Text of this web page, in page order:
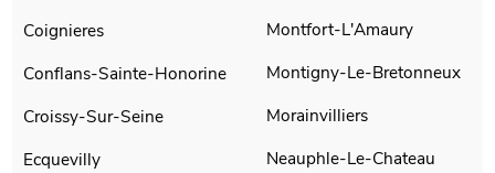
Coignieres
Conflans-Sainte-Honorine
Croissy-Sur-Seine
Ecquevilly
Montfort-L'Amaury
Montigny-Le-Bretonneux
Morainvilliers
Neauphle-Le-Chateau